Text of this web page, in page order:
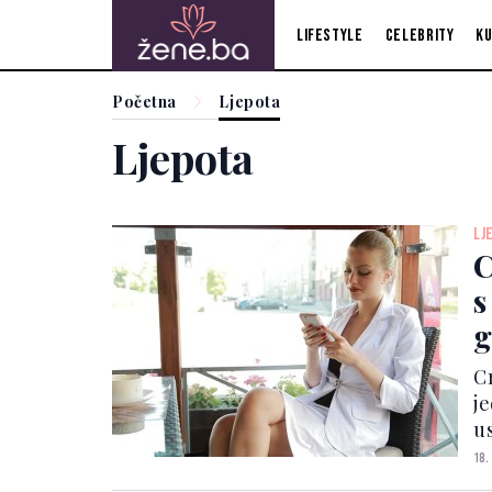
Lifestyle Celebrity
Početna Ljepota
Ljepota
18.